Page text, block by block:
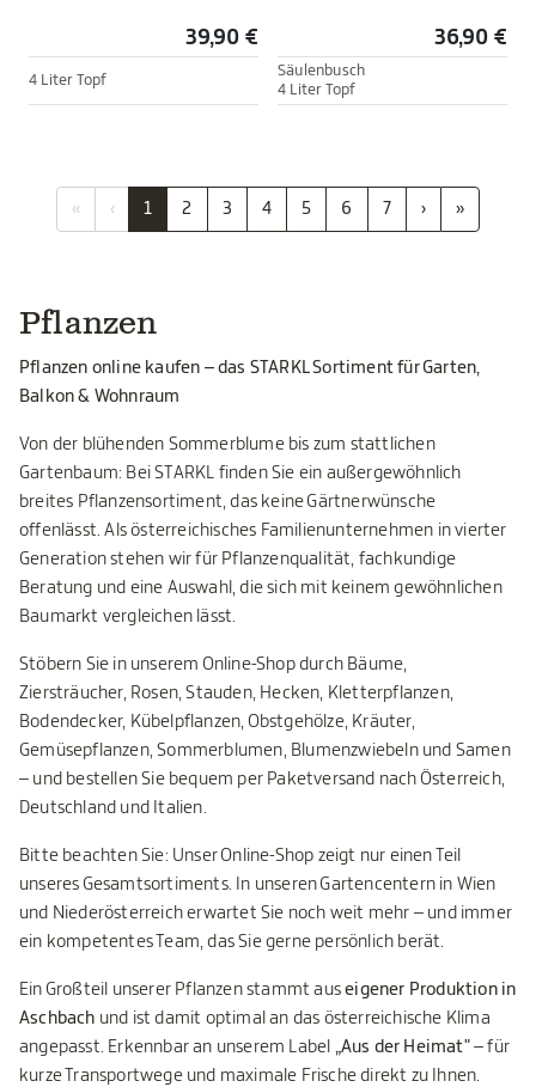
39,90 €
4 Liter Topf
36,90 €
Säulenbusch
4 Liter Topf
« ‹ 1 2 3 4 5 6 7 › »
Pflanzen
Pflanzen online kaufen – das STARKL Sortiment für Garten,
Balkon & Wohnraum
Von der blühenden Sommerblume bis zum stattlichen
Gartenbaum: Bei STARKL finden Sie ein außergewöhnlich
breites Pflanzensortiment, das keine Gärtnerwünsche
offenlässt. Als österreichisches Familienunternehmen in vierter
Generation stehen wir für Pflanzenqualität, fachkundige
Beratung und eine Auswahl, die sich mit keinem gewöhnlichen
Baumarkt vergleichen lässt.
Stöbern Sie in unserem Online-Shop durch Bäume,
Ziersträucher, Rosen, Stauden, Hecken, Kletterpflanzen,
Bodendecker, Kübelpflanzen, Obstgehölze, Kräuter,
Gemüsepflanzen, Sommerblumen, Blumenzwiebeln und Samen
– und bestellen Sie bequem per Paketversand nach Österreich,
Deutschland und Italien.
Bitte beachten Sie: Unser Online-Shop zeigt nur einen Teil
unseres Gesamtsortiments. In unseren Gartencentern in Wien
und Niederösterreich erwartet Sie noch weit mehr – und immer
ein kompetentes Team, das Sie gerne persönlich berät.
Ein Großteil unserer Pflanzen stammt auseigener Produktion in
Aschbach und ist damit optimal an das österreichische Klima
angepasst. Erkennbar an unserem Label „Aus der Heimat"– für
kurze Transportwege und maximale Frische direkt zu Ihnen.